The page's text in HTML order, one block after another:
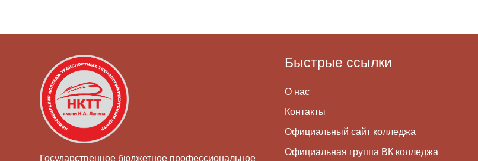
Государственное бюджетное профессиональное
Быстрые ссылки
О нас
Контакты
Официальный сайт колледжа
Официальная группа ВК колледжа